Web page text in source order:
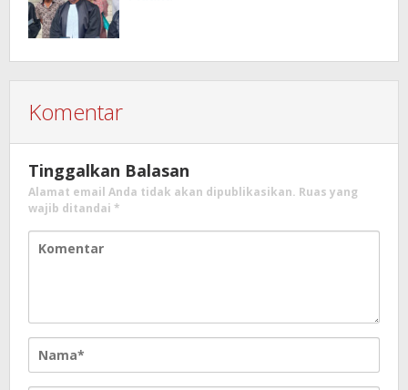
Komentar
Tinggalkan Balasan
Alamat email Anda tidak akan dipublikasikan. Ruas yang
wajib ditandai *